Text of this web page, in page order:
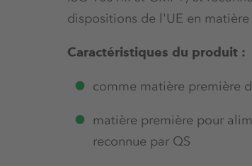
dispositions de l'UE en
Caractéristiques du produit :
comme matière première
matière première pour
reconnue par QS